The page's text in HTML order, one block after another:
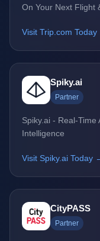
On Your Next Flight
Visit Trip.com
Spiky.ai
Partner
Spiky.ai - Real-Time
Intelligence
Visit Spiky.ai Today
CityPASS
Partner